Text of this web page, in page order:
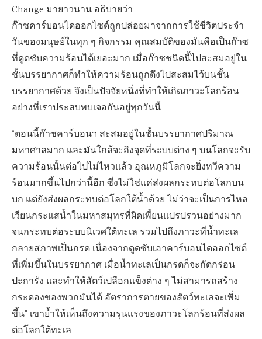
Change มายาวนาน อธิบายว่า
ก๊าซคาร์บอนไดออกไซด์ถูกปล่อยมาจากการใช้ชีวิตประจำ
วันของมนุษย์ในทุก ๆ กิจกรรม คุณสมบัติของมันคือเป็นก๊าซ
ที่ดูดซับความร้อนได้เยอะมาก เมื่อก๊าซชนิดนี้ไปสะสมอยู่ใน
ชั้นบรรยากาศก็ทำให้ความร้อนถูกดึงไปสะสมไว้บนชั้น
บรรยากาศด้วย จึงเป็นปัจจัยหนึ่งที่ทำให้เกิดภาวะโลกร้อน
อย่างที่เราประสบพบเจอกันอยู่ทุกวันนี้
“ตอนนี้ก๊าซคาร์บอนฯ สะสมอยู่ในชั้นบรรยากาศปริมาณ
มหาศาลมาก และมันใกล้จะถึงจุดที่ระบบต่าง ๆ บนโลกจะรับ
ความร้อนนั้นต่อไปไม่ไหวแล้ว อุณหภูมิโลกจะยิ่งทวีความ
ร้อนมากขึ้นไปกว่านี้อีก ซึ่งไม่ใช่แค่ส่งผลกระทบต่อโลกบน
บก แต่ยังส่งผลกระทบต่อโลกใต้น้ำด้วย ไม่ว่าจะเป็นการไหล
เวียนกระแสน้ำในมหาสมุทรที่ผิดเพี้ยนแปรปรวนอย่างมาก
จนกระทบต่อระบบนิเวศใต้ทะเล รวมไปถึงภาวะที่น้ำทะเล
กลายสภาพเป็นกรด เนื่องจากดูดซับเอาคาร์บอนไดออกไซด์
ที่เพิ่มขึ้นในบรรยากาศ เมื่อน้ำทะเลเป็นกรดก็จะกัดกร่อน
ปะการัง และทำให้สัตว์เปลือกแข็งต่าง ๆ ไม่สามารถสร้าง
กระดองของพวกมันได้ อัตราการตายของสัตว์ทะเลจะเพิ่ม
ขึ้น” เขาย้ำให้เห็นถึงความรุนแรงของภาวะโลกร้อนที่ส่งผล
ต่อโลกใต้ทะเล